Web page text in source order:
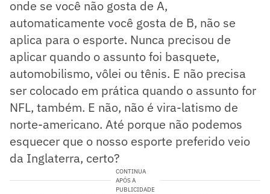
onde se você não gosta de A,
automaticamente você gosta de B, não se
aplica para o esporte. Nunca precisou de
aplicar quando o assunto foi basquete,
automobilismo, vôlei ou tênis. E não precisa
ser colocado em prática quando o assunto for
NFL, também. E não, não é vira-latismo de
norte-americano. Até porque não podemos
esquecer que o nosso esporte preferido veio
da Inglaterra, certo?
CONTINUA
APÓS A
PUBLICIDADE